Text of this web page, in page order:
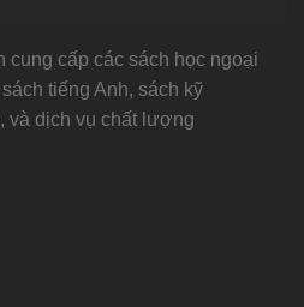
cung cấp các sách học ngoại
tiếng Anh, sách kỹ
và dịch vụ chất lượng